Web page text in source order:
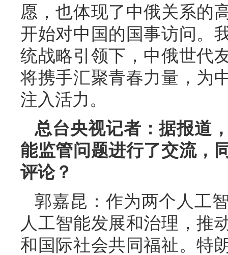
愿，也体现了中俄关系的
开始对中国的国事访问。
统战略引领下，中俄世代
将携手汇聚青春力量，为
注入活力。
总台央视记者：据报道
能监管问题进行了交流，
评论？
郭嘉昆：作为两个人工
人工智能发展和治理，推
和国际社会共同福祉。特